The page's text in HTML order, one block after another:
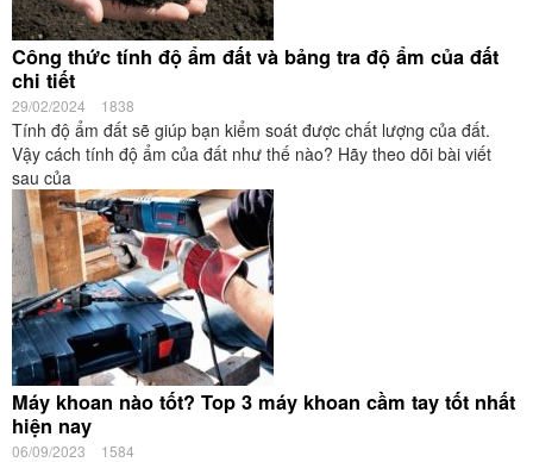
Công thức tính độ ẩm đất và bảng tra độ ẩm của đất
chi tiết
29/02/2024 1838
Tính độ ẩm đất sẽ giúp bạn kiểm soát được chất lượng của đất.
Vậy cách tính độ ẩm của đất như thế nào? Hãy theo dõi bài viết
sau của
Máy khoan nào tốt? Top 3 máy khoan cầm tay tốt nhất
hiện nay
06/09/2023 1584